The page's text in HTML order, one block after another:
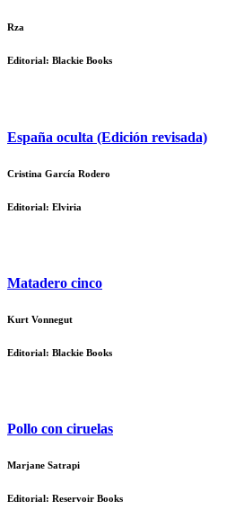
Rza
Editorial: Blackie Books
España oculta (Edición revisada)
Cristina García Rodero
Editorial: Elviria
Matadero cinco
Kurt Vonnegut
Editorial: Blackie Books
Pollo con ciruelas
Marjane Satrapi
Editorial: Reservoir Books